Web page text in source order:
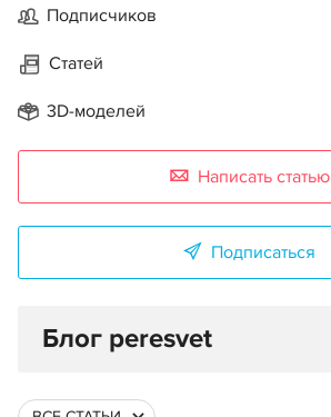
Подписчиков
Статей
3D-моделей
Написать статью
Подписаться
Блог peresvet